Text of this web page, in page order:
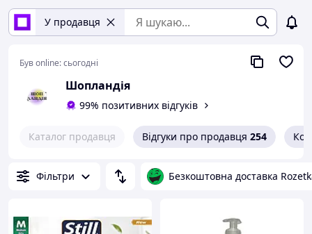
У продавця
Був online:сьогодні
Шопландія
99% позитивних відгуків
Каталог продавця Відгуки про продавця 254
Фільтри Безкоштовна доставка